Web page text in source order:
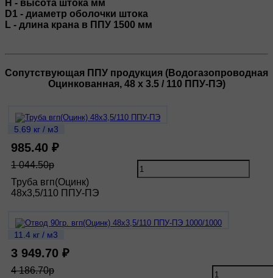
H - высота штока мм
D1 - диаметр оболочки штока
L - длина крана в ППУ 1500 мм
Сопутствующая ППУ продукция (Водогазопроводная
Оцинкованная, 48 х 3.5 / 110 ППУ-ПЭ)
5.69 кг / м3
985.40 ₽
1 044.50р
Труба вгп(Оцинк)
48х3,5/110 ППУ-ПЭ
11.4 кг / м3
3 949.70 ₽
4 186.70р